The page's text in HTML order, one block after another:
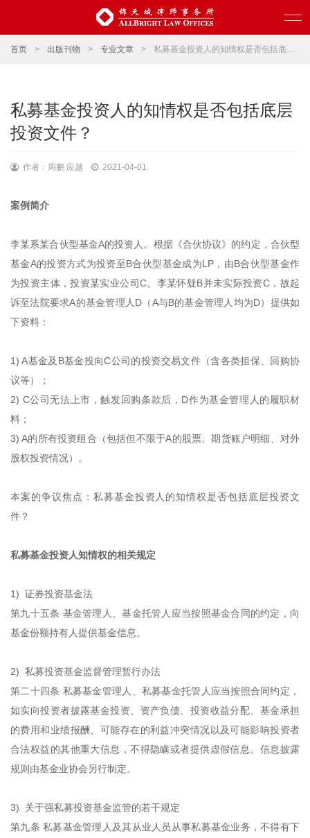
首页 > 出版刊物 > 专业文章 > 私募基金投资人的知情权是否包括底层投资文件？
私募基金投资人的知情权是否包括底层
投资文件？
作者：周鹏 应越 2021-04-01
案例简介
李某系某合伙型基金A的投资人。根据《合伙协议》的约定，合伙型
基金A的投资方式为投资至B合伙型基金成为LP，由B合伙型基金作
为投资主体，投资某实业公司C。李某怀疑B并未实际投资C，故起
诉至法院要求A的基金管理人D（A与B的基金管理人均为D）提供如
下资料：
1) A基金及B基金投向C公司的投资交易文件（含各类担保、回购协
议等）；
2) C公司无法上市，触发回购条款后，D作为基金管理人的履职材
料；
3) A的所有投资组合（包括但不限于A的股票、期货账户明细、对外
股权投资情况）。
本案的争议焦点：私募基金投资人的知情权是否包括底层投资文
件？
私募基金投资人知情权的相关规定
1) 证券投资基金法
第九十五条 基金管理人、基金托管人应当按照基金合同的约定，向
基金份额持有人提供基金信息。
2) 私募投资基金监督管理暂行办法
第二十四条 私募基金管理人、私募基金托管人应当按照合同约定，
如实向投资者披露基金投资、资产负债、投资收益分配、基金承担
的费用和业绩报酬、可能存在的利益冲突情况以及可能影响投资者
合法权益的其他重大信息，不得隐瞒或者提供虚假信息。信息披露
规则由基金业协会另行制定。
3) 关于强私募投资基金监管的若干规定
第九条 私募基金管理人及其从业人员从事私募基金业务，不得有下